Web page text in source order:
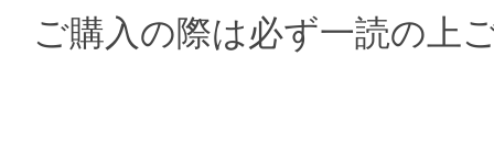
ご購入の際は必ず一読の上